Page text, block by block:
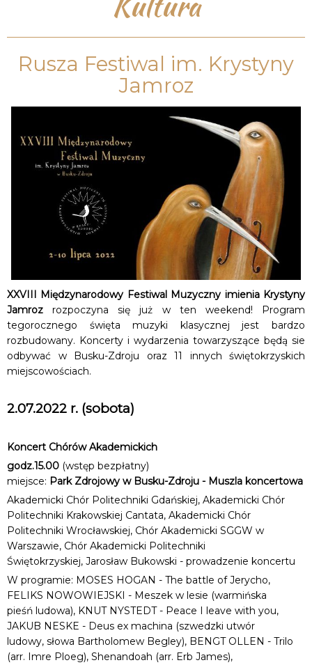
Rusza Festiwal im. Krystyny
Jamroz
XXVIII Międzynarodowy Festiwal Muzyczny imienia Krystyny
Jamroz rozpoczyna się już w ten weekend! Program
tegorocznego święta muzyki klasycznej jest bardzo
rozbudowany. Koncerty i wydarzenia towarzyszące będą sie
odbywać w Busku-Zdroju oraz 11 innych świętokrzyskich
miejscowościach.
2.07.2022 r. (sobota)
Koncert Chórów Akademickich
godz.15.00 (wstęp bezpłatny)
miejsce: Park Zdrojowy w Busku-Zdroju - Muszla koncertowa
Akademicki Chór Politechniki Gdańskiej, Akademicki Chór
Politechniki Krakowskiej Cantata, Akademicki Chór
Politechniki Wrocławskiej, Chór Akademicki SGGW w
Warszawie, Chór Akademicki Politechniki
Świętokrzyskiej, Jarosław Bukowski - prowadzenie koncertu
W programie: MOSES HOGAN - The battle of Jerycho,
FELIKS NOWOWIEJSKI - Meszek w lesie (warmińska
pieśń ludowa), KNUT NYSTEDT - Peace I leave with you,
JAKUB NESKE - Deus ex machina (szwedzki utwór
ludowy, słowa Bartholomew Begley), BENGT OLLEN - Trilo
(arr. Imre Ploeg), Shenandoah (arr. Erb James),